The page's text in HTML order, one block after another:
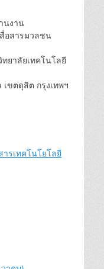
นงาน
อสารมวลชน
ยาลัยเทคโนโลยี
ขตดุสิต กรุงเทพฯ
ารเทคโนโยโลยี